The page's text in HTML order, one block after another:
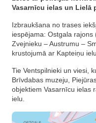
Vasarnīcu ielas un Lielā
Izbraukšana no trases
iespējama: Ostgala
Zvejnieku – Austrumu –
krustojumā ar Kapteiņu ielu.
Tie Ventspilnieki un viesi,
Brīvdabas muzeju,
objektiem Vasarnīcu ielas
ielu.